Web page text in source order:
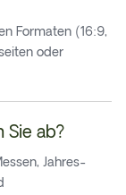
Formaten (16:9,
oder
ab?
Jahres-